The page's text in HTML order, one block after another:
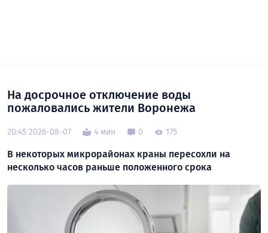
На досрочное отключение воды
пожаловались жители Воронежа
20:45 2026-08-07 4 мин 0 175
В некоторых микрорайонах краны пересохли на
несколько часов раньше положенного срока